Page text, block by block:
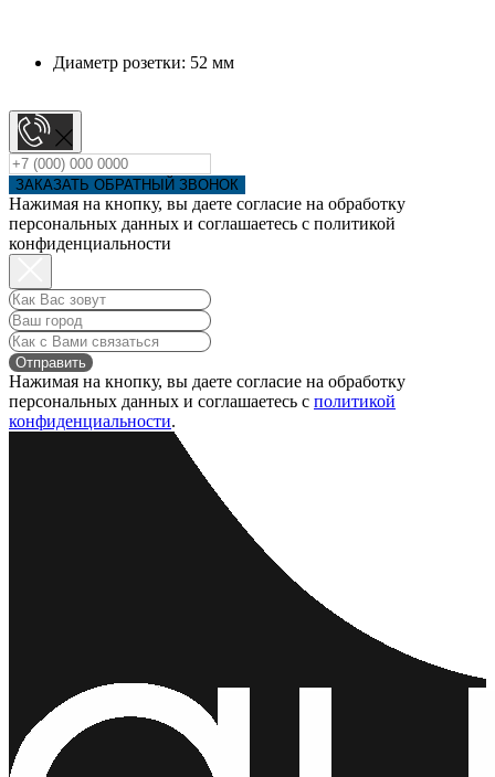
Диаметр розетки: 52 мм
ЗАКАЗАТЬ ОБРАТНЫЙ ЗВОНОК
Нажимая на кнопку, вы даете согласие на обработку
персональных данных и соглашаетесь c политикой
конфиденциальности
Отправить
Нажимая на кнопку, вы даете согласие на обработку
персональных данных и соглашаетесь c политикой
конфиденциальности.